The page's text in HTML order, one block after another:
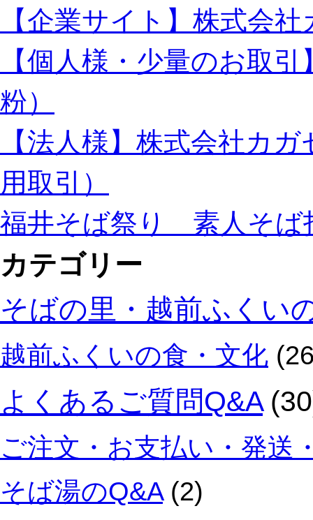
【企業サイト】株式会
【個人様・少量のお取
粉）
【法人様】株式会社カ
用取引）
福井そば祭り 素人そば
カテゴリー
そばの里・越前ふくい
越前ふくいの食・文化
よくあるご質問Q&A
ご注文・お支払い・発送
そば湯のQ&A(2)